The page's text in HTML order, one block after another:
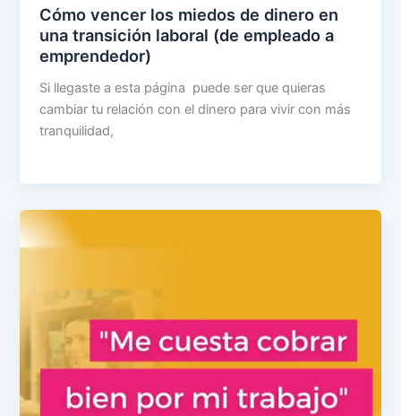
Cómo vencer los miedos de dinero en
una transición laboral (de empleado a
emprendedor)
Si llegaste a esta página puede ser que quieras
cambiar tu relación con el dinero para vivir con más
tranquilidad,